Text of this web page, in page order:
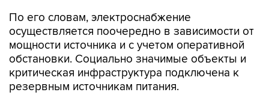
По его словам, электроснабжение
осуществляется поочередно в зависимости от
мощности источника и с учетом оперативной
обстановки. Социально значимые объекты и
критическая инфраструктура подключена к
резервным источникам питания.